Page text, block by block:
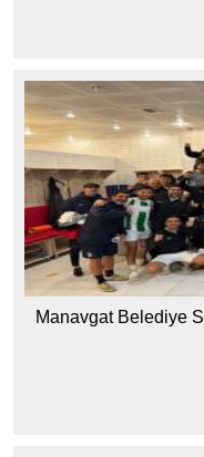
Manavgat Belediye